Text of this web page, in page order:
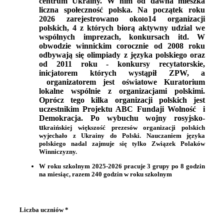
liczna społeczność polska. Na początek roku
2026 zarejestrowano około14 organizacji
polskich, 4 z których biorą aktywny udzial we
wspólnych imprezach, konkursach itd. W
obwodzie winnickim corocznie od 2008 roku
odbywają się olimpiady z języka polskiego oraz
od 2011 roku - konkursy recytatorskie,
inicjatorem których wystąpił ZPW, a
organizatorem jest oświatowe Kuratorium
lokalne wspólnie z organizacjami polskimi.
Oprócz tego kilka organizacji polskich jest
uczestnikim Projektu ABC Fundaji Wolność i
Demokracja. Po wybuchu wojny rosyjsko-
ukraińskiej większość prezesów organizacji polskich
wyjechało z Ukrainy do Polski. Nauczaniem języka
polskiego nadal zajmuje się tylko Związek Polaków
Winniczyzny.
W roku szkolnym 2025-2026 pracuje 3 grupy po 8 godzin
na miesiąc, razem 240 godzin w roku szkolnym
Liczba uczniów *